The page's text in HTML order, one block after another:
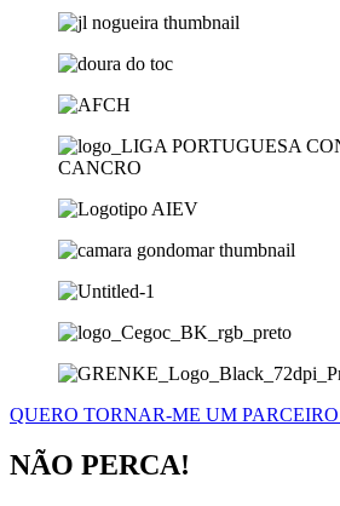
QUERO TORNAR-ME UM
NÃO PERCA!